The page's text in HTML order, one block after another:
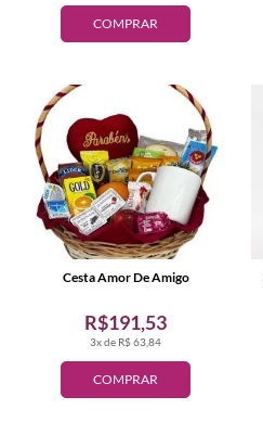
COMPRAR
COMPRAR
3x de R$ 63,84
R$191,53
Cesta Amor De Amigo